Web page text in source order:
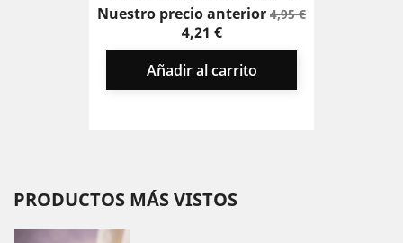
Nuestro precio anteriorPrecio
4,95 €Precio
4,21 €
Añadir al carrito
PRODUCTOS MÁS VISTOS